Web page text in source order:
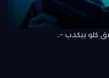
كلو بيكدب –..